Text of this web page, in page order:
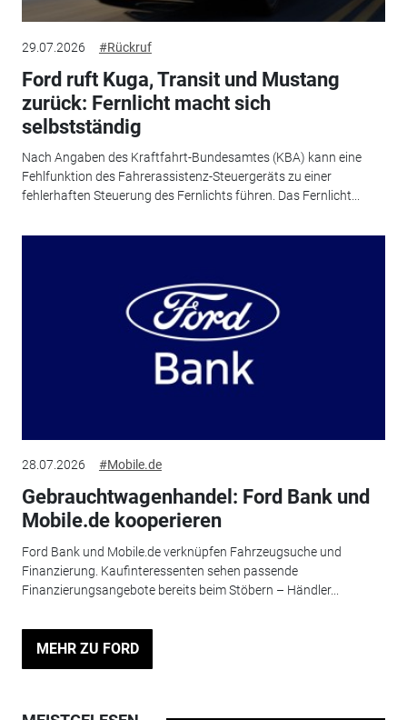
29.07.2026 #Rückruf
Ford ruft Kuga, Transit und Mustang
zurück: Fernlicht macht sich
selbstständig
Nach Angaben des Kraftfahrt-Bundesamtes (KBA) kann eine
Fehlfunktion des Fahrerassistenz-Steuergeräts zu einer
fehlerhaften Steuerung des Fernlichts führen. Das Fernlicht...
28.07.2026 #Mobile.de
Gebrauchtwagenhandel: Ford Bank und
Mobile.de kooperieren
Ford Bank und Mobile.de verknüpfen Fahrzeugsuche und
Finanzierung. Kaufinteressenten sehen passende
Finanzierungsangebote bereits beim Stöbern – Händler...
MEHR ZU FORD